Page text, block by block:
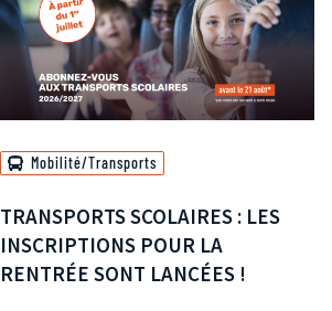
Mobilité/Transports
TRANSPORTS SCOLAIRES : LES
INSCRIPTIONS POUR LA
RENTRÉE SONT LANCÉES !